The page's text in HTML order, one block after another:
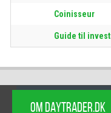
Coinisseur
Guide til
OM DAYTRADER.DK